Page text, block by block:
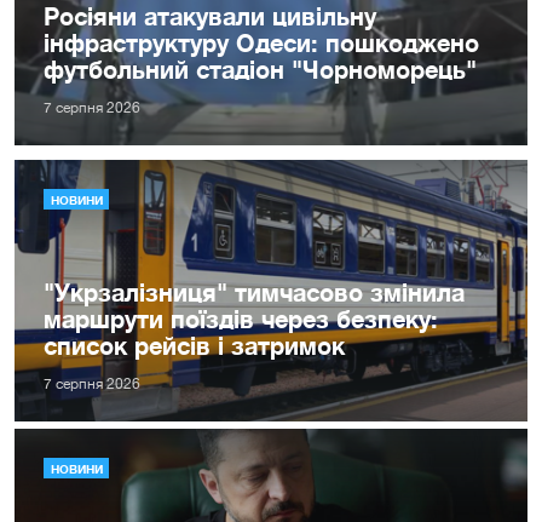
Росіяни атакували цивільну
інфраструктуру Одеси: пошкоджено
футбольний стадіон "Чорноморець"
7 серпня 2026
НОВИНИ
"Укрзалізниця" тимчасово змінила
маршрути поїздів через безпеку:
список рейсів і затримок
7 серпня 2026
НОВИНИ